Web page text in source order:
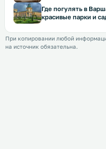
Где погулять в
красивые парки и
При копировании любой
на источник обязательна.